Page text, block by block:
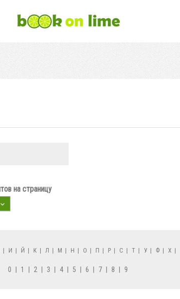
на страницу
| И | Й | К | Л | М | Н | О | П | Р | С | Т | У | Ф | Х |
0 1 2 3 4 5 6 7 8 9